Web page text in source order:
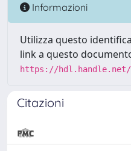
Informazioni
Utilizza questo
link a questo
https://hdl.handle.net/
Citazioni